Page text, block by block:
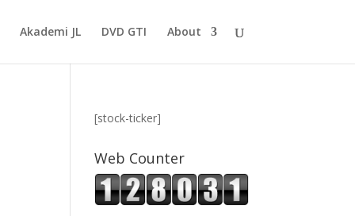
Akademi JL DVD GTI About
[stock-ticker]
Web Counter